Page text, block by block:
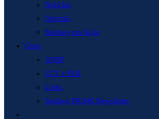
Notícias
Opinião
Sindseg em Ação
Úteis
ANSP
CCT e PLR
Links
Sindseg PR/MS Newsletter